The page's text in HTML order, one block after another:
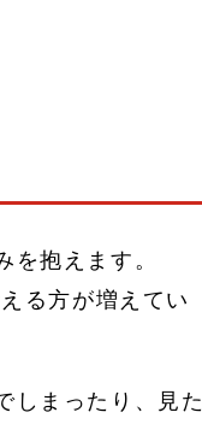
抱えます。
る方が増えてい
しまったり、見た